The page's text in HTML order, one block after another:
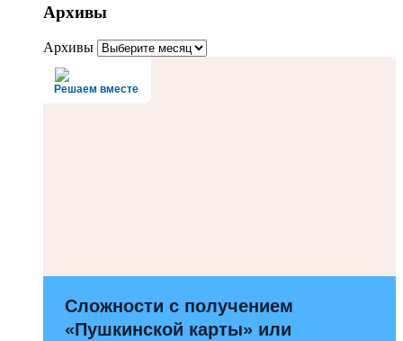
Архивы
Архивы
Решаем вместе
Сложности с получением
«Пушкинской карты» или